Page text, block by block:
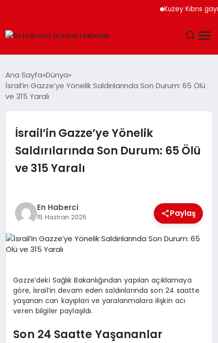
Kuzey Kıbrıs
SPOR
MAGAZIN
EKONOMI
EĞITIM
Ana Sayfa Dünya
İsrail’in Gazze’ye Yönelik Saldırılarında Son Durum: 65 Ölü
ve 315 Yaralı
İsrail’in Gazze’ye Yönelik
Saldırılarında Son Durum: 65 Ölü
ve 315 Yaralı
En Haberci
15 Haziran 2025 Paylaş
Gazze’deki Sağlık Bakanlığından yapılan açıklamaya
göre, İsrail’in devam eden saldırılarında son 24 saatte
yaşanan can kayıpları ve yaralanmalara ilişkin acı
veren bilgiler paylaşıldı.
Son 24 Saatte Yaşananlar